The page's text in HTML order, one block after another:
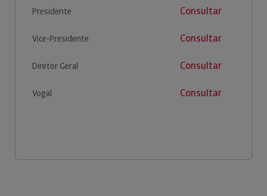
Presidente Consultar
Vice-Presidente Consultar
Diretor Geral Consultar
Vogal Consultar